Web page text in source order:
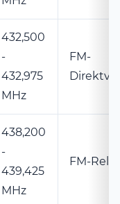
432,500
-
432,975
MHz
FM-
438,200
-
439,425
MHz
FM-